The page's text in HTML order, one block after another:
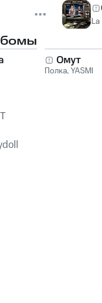
Омут
Полка,YASMI